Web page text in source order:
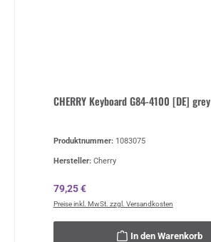
CHERRY Keyboard G84-4100 [DE] grey
Produktnummer: 1083075
Hersteller: Cherry
Regulärer Preis:
79,25 €
Preise inkl. MwSt. zzgl. Versandkosten
In den Warenkorb